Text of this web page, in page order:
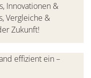
Innovationen &
Vergleiche &
Zukunft!